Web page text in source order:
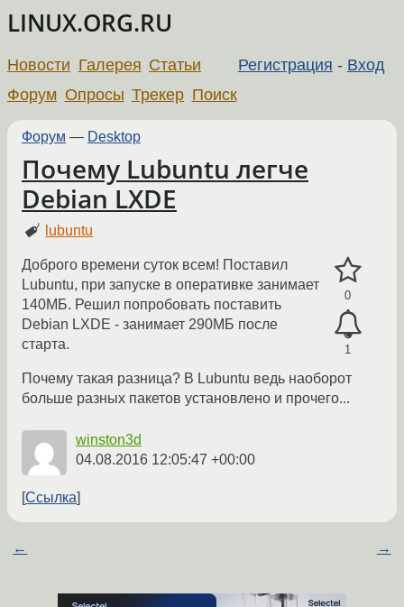
LINUX.ORG.RU
Регистрация - Вход
Новости Галерея Статьи
Форум Опросы Трекер Поиск
Форум — Desktop
Почему Lubuntu легче
Debian LXDE
lubuntu
0
1
Доброго времени суток всем! Поставил
Lubuntu, при запуске в оперативке занимает
140МБ. Решил попробовать поставить
Debian LXDE - занимает 290МБ после
старта.
Почему такая разница? В Lubuntu ведь наоборот
больше разных пакетов установлено и прочего...
winston3d
04.08.2016 12:05:47 +00:00
Ссылка
← →